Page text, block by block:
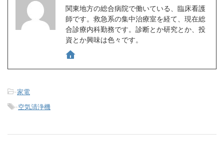
関東地方の総合病院で働いている、臨床看護
師です。救急系の集中治療室を経て、現在総
合診療内科勤務です。診断とか研究とか、投
資とか興味は色々です。
-家電
-空気清浄機